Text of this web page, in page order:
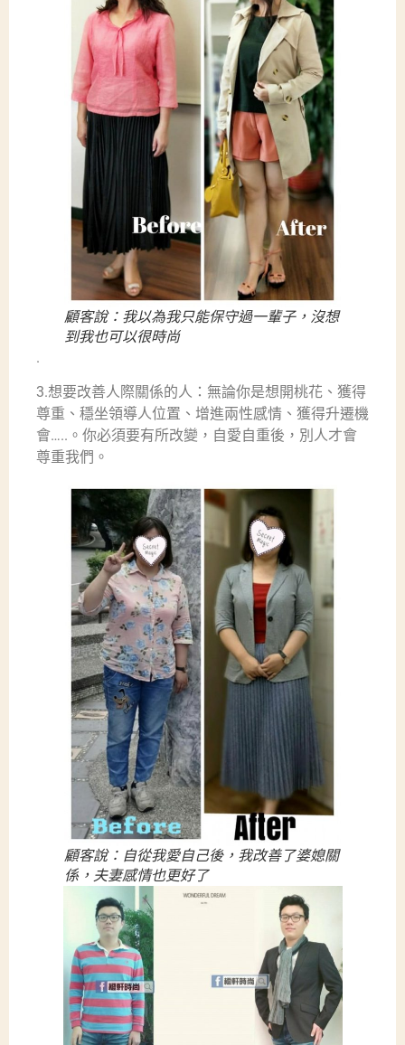
顧客說：我以為我只能保守過一輩子，沒想
到我也可以很時尚
.
3.想要改善人際關係的人：無論你是想開桃花、獲得
尊重、穩坐領導人位置、增進兩性感情、獲得升遷機
會…..。你必須要有所改變，自愛自重後，別人才會
尊重我們。
顧客說：自從我愛自己後，我改善了婆媳關
係，夫妻感情也更好了